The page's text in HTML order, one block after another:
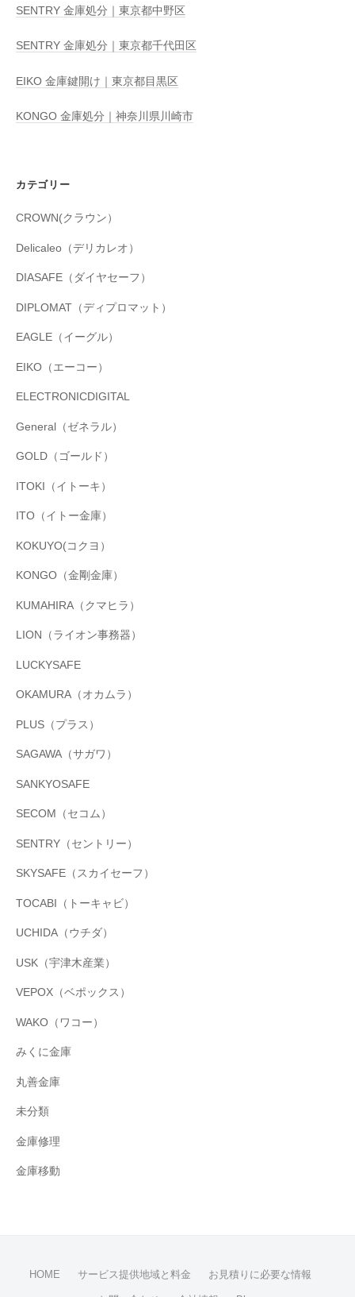
SENTRY 金庫処分｜東京都中野区
SENTRY 金庫処分｜東京都千代田区
EIKO 金庫鍵開け｜東京都目黒区
KONGO 金庫処分｜神奈川県川崎市
カテゴリー
CROWN(クラウン）
Delicaleo（デリカレオ）
DIASAFE（ダイヤセーフ）
DIPLOMAT（ディプロマット）
EAGLE（イーグル）
EIKO（エーコー）
ELECTRONICDIGITAL
General（ゼネラル）
GOLD（ゴールド）
ITOKI（イトーキ）
ITO（イトー金庫）
KOKUYO(コクヨ）
KONGO（金剛金庫）
KUMAHIRA（クマヒラ）
LION（ライオン事務器）
LUCKYSAFE
OKAMURA（オカムラ）
PLUS（プラス）
SAGAWA（サガワ）
SANKYOSAFE
SECOM（セコム）
SENTRY（セントリー）
SKYSAFE（スカイセーフ）
TOCABI（トーキャビ）
UCHIDA（ウチダ）
USK（宇津木産業）
VEPOX（ベポックス）
WAKO（ワコー）
みくに金庫
丸善金庫
未分類
金庫修理
金庫移動
HOME サービス提供地域と料金 お見積りに必要な情報